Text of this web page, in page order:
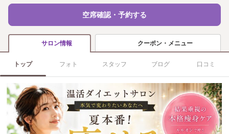
空席確認・予約する
サロン情報 クーポン・メニュー
トップ フォト スタッフ ブログ 口コミ